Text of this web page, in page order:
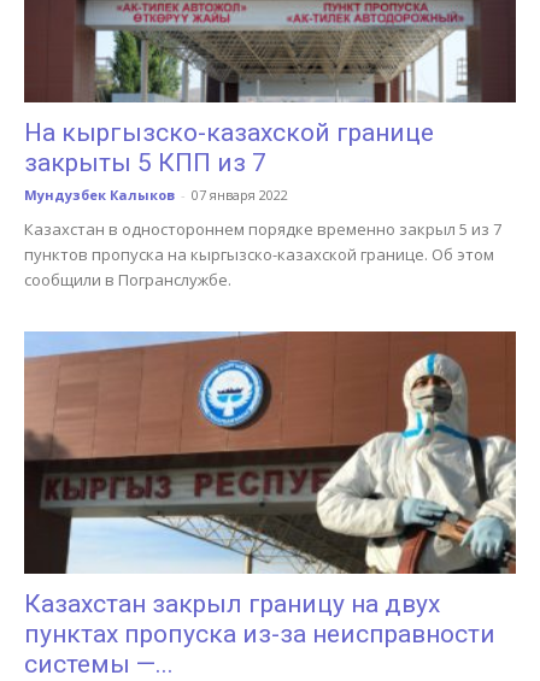
На кыргызско-казахской границе
закрыты 5 КПП из 7
Мундузбек Калыков - 07 января 2022
Казахстан в одностороннем порядке временно закрыл 5 из 7
пунктов пропуска на кыргызско-казахской границе. Об этом
сообщили в Погранслужбе.
Казахстан закрыл границу на двух
пунктах пропуска из-за неисправности
системы —...